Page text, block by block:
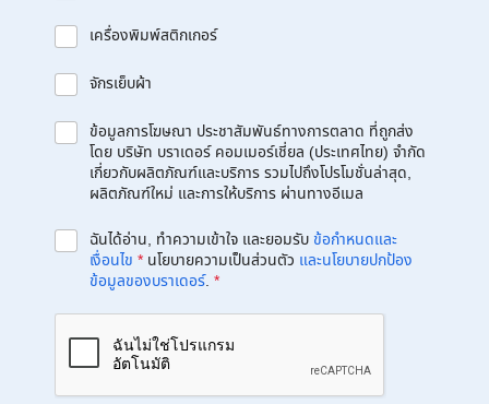
เครื่องพิมพ์สติกเกอร์
จักรเย็บผ้า
ข้อมูลการโฆษณา ประชาสัมพันธ์ทางการตลาด ที่ถูกส่ง
โดย บริษัท บราเดอร์ คอมเมอร์เชี่ยล (ประเทศไทย) จำกัด
เกี่ยวกับผลิตภัณฑ์และบริการ รวมไปถึงโปรโมชั่นล่าสุด,
ผลิตภัณฑ์ใหม่ และการให้บริการ ผ่านทางอีเมล
ฉันได้อ่าน, ทำความเข้าใจ และยอมรับข้อกำหนดและ
เงื่อนไข * นโยบายความเป็นส่วนตัว และนโยบายปกป้อง
ข้อมูลของบราเดอร์. *